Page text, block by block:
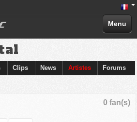
Menu
Clips News Artistes Forums
0 fan(s)